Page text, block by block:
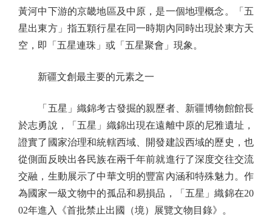
黃河中下游的京畿地區及中原，是一個地理概念。「五
星出東方」指五顆行星在同一時期內同時出現於東方天
空，即「五星連珠」或「五星聚會」現象。
新疆文創最主要的元素之一
「五星」織錦考古發掘的親歷者、新疆博物館館長
於志勇說，「五星」織錦出現在遠離中原的尼雅遺址，
證實了國家治理和統轄西域、開發建設西域的歷史，也
從側面反映出各民族在兩千年前就進行了深度交往交流
交融，生動展示了中華文明的豐富內涵和特殊魅力。作
為國家一級文物中的孤品和易損品，「五星」織錦在20
02年進入《首批禁止出國（境）展覽文物目錄》。